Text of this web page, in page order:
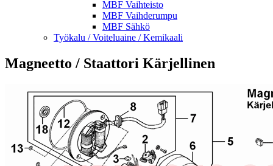
MBF Vaihteisto
MBF Vaihderumpu
MBF Sähkö
Työkalu / Voiteluaine / Kemikaali
Magneetto / Staattori Kärjellinen